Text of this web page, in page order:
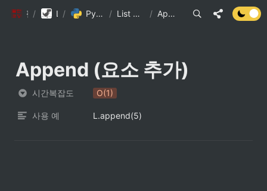
팔만코딩경
/ Library DB/ Python 내장 자료구조의 시간복잡도 / List Method 시간 복잡도 / Append (요소 추가)
Append (요소 추가)
시간복잡도 O(1)
사용 예 L.append(5)